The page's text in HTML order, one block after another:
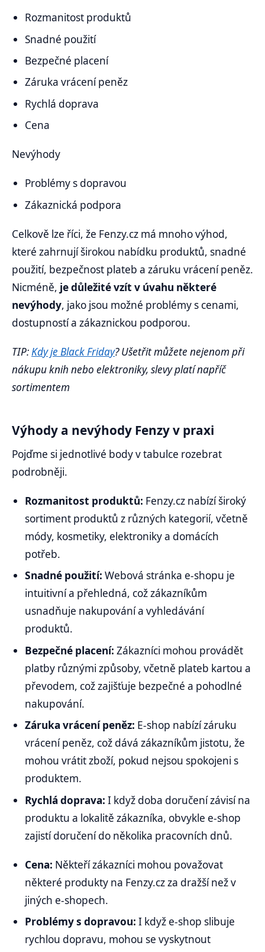
Rozmanitost produktů
Snadné použití
Bezpečné placení
Záruka vrácení peněz
Rychlá doprava
Cena
Nevýhody
Problémy s dopravou
Zákaznická podpora
Celkově lze říci, že Fenzy.cz má mnoho výhod,
které zahrnují širokou nabídku produktů, snadné
použití, bezpečnost plateb a záruku vrácení peněz.
Nicméně, je důležité vzít v úvahu některé
nevýhody, jako jsou možné problémy s cenami,
dostupností a zákaznickou podporou.
TIP:Kdy je Black Friday? Ušetřit můžete nejenom při
nákupu knih nebo elektroniky, slevy platí napříč
sortimentem
Výhody a nevýhody Fenzy v praxi
Pojďme si jednotlivé body v tabulce rozebrat
podrobněji.
Rozmanitost produktů: Fenzy.cz nabízí široký
sortiment produktů z různých kategorií, včetně
módy, kosmetiky, elektroniky a domácích
potřeb.
Snadné použití:Webová stránka e-shopu je
intuitivní a přehledná, což zákazníkům
usnadňuje nakupování a vyhledávání
produktů.
Bezpečné placení:Zákazníci mohou provádět
platby různými způsoby, včetně plateb kartou a
převodem, což zajišťuje bezpečné a pohodlné
nakupování.
Záruka vrácení peněz: E-shop nabízí záruku
vrácení peněz, což dává zákazníkům jistotu, že
mohou vrátit zboží, pokud nejsou spokojeni s
produktem.
Rychlá doprava: I když doba doručení závisí na
produktu a lokalitě zákazníka, obvykle e-shop
zajistí doručení do několika pracovních dnů.
Cena: Někteří zákazníci mohou považovat
některé produkty na Fenzy.cz za dražší než v
jiných e-shopech.
Problémy s dopravou:I když e-shop slibuje
rychlou dopravu, mohou se vyskytnout